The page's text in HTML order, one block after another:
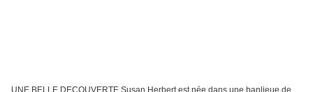
UNE BELLE DECOUVERTE Susan Herbert est née dans une banlieue de